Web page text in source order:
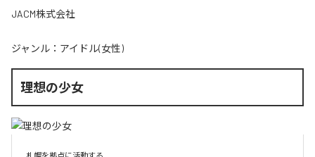
JACM株式会社
ジャンル： アイドル(女性)
理想の少女